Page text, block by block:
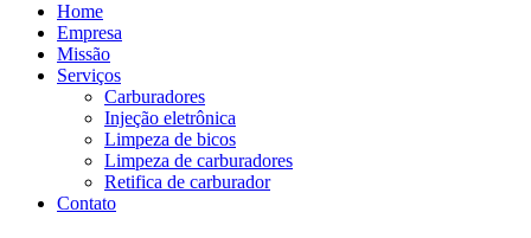
Home
Empresa
Missão
Serviços
Carburadores
Injeção eletrônica
Limpeza de bicos
Limpeza de carburadores
Retifica de carburador
Contato